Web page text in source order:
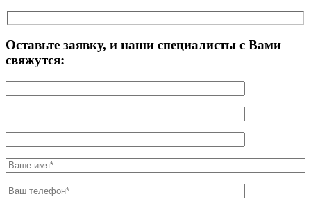
Оставьте заявку, и наши специалисты с Вами
свяжутся: